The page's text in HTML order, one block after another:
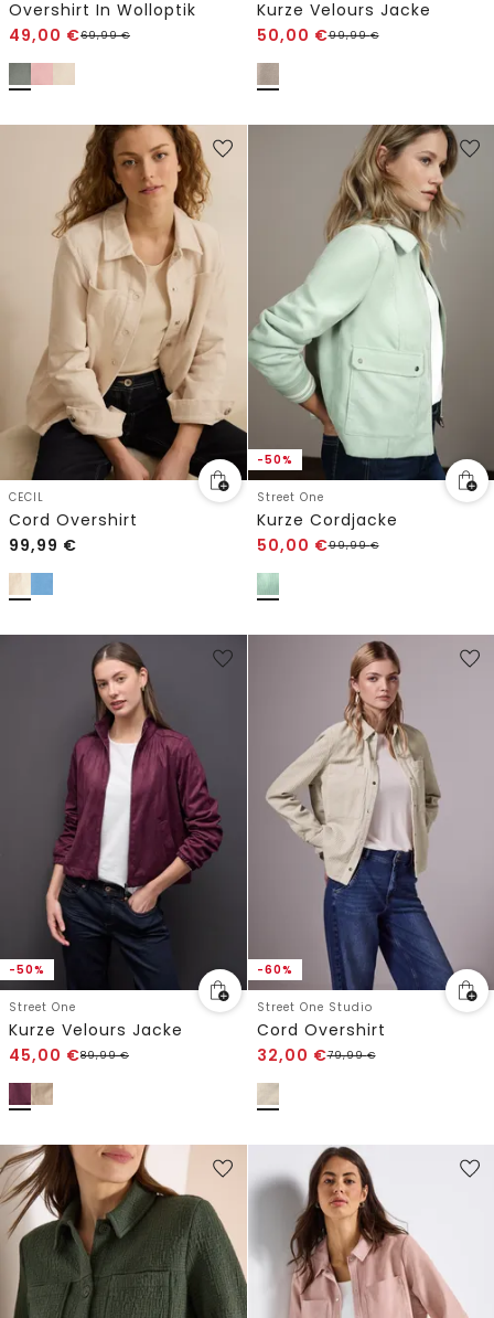
Overshirt In Wolloptik
49,00 €69,99€
Kurze Velours Jacke
50,00 €99,99€
CECIL
Cord Overshirt
99,99 €
-50%
Street One
Kurze Cordjacke
50,00 €99,99€
-50%
Street One
Kurze Velours Jacke
45,00 €89,99€
-60%
Street One Studio
Cord Overshirt
32,00 €79,99€